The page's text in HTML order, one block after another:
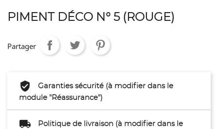
PIMENT DÉCO N° 5 (ROUGE)
Partager
Garanties sécurité (à modifier dans le
module "Réassurance")
Politique de livraison (à modifier dans le